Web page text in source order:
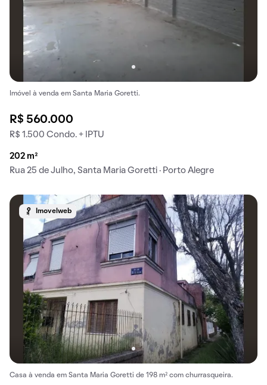
Imóvel à venda em Santa Maria Goretti.
R$ 560.000
R$ 1.500 Condo. + IPTU
202 m²
Rua 25 de Julho, Santa Maria Goretti · Porto Alegre
Imovelweb
Casa à venda em Santa Maria Goretti de 198 m² com churrasqueira.